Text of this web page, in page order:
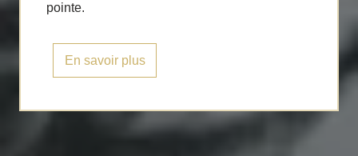
pointe.
En savoir plus